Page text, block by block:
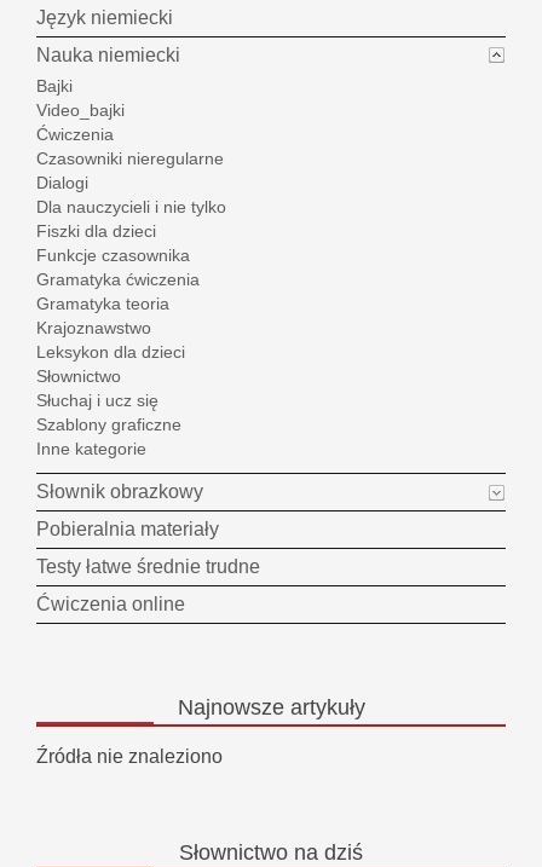
Język niemiecki
Nauka niemiecki
Bajki
Video_bajki
Ćwiczenia
Czasowniki nieregularne
Dialogi
Dla nauczycieli i nie tylko
Fiszki dla dzieci
Funkcje czasownika
Gramatyka ćwiczenia
Gramatyka teoria
Krajoznawstwo
Leksykon dla dzieci
Słownictwo
Słuchaj i ucz się
Szablony graficzne
Inne kategorie
Słownik obrazkowy
Pobieralnia materiały
Testy łatwe średnie trudne
Ćwiczenia online
Najnowszeartykuły
Źródła nie znaleziono
Słownictwo na dziś